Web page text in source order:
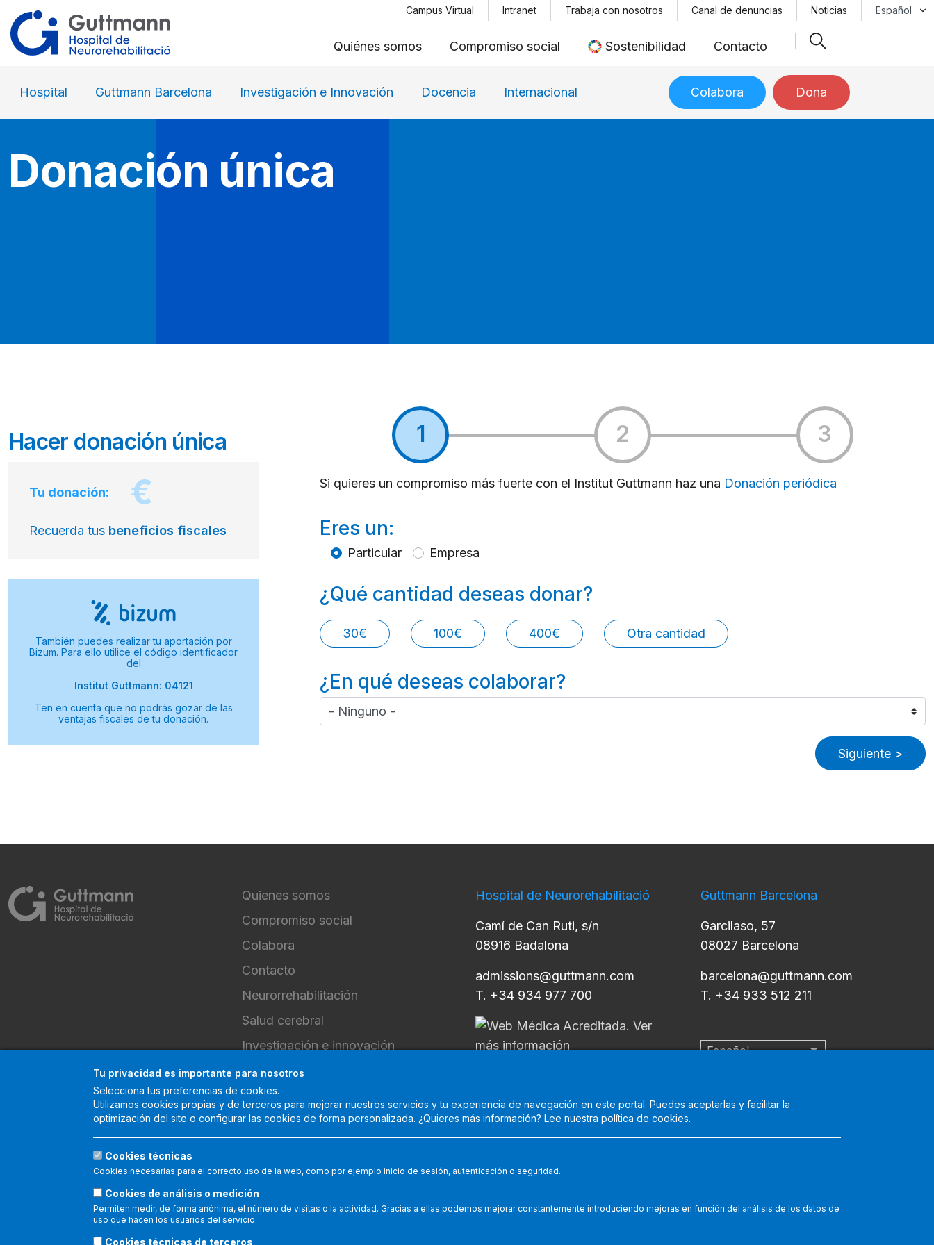
Pasar
contenido
Quiénes somos Compromiso social Sostenibilidad Contacto
Menu top
Campus Virtual Intranet Trabaja con nosotros Canal de denuncias Noticias Select your
Hospital Guttmann Barcelona Investigación e Innovación Docencia Internacional Colabora Dona
Donación única
Hacer donación única
Tu donación: €
Recuerda tus beneficios fiscales
También puedes realizar tu aportación por
Bizum. Para ello utilice el código identificador
del
Institut Guttmann: 04121
Ten en cuenta que no podrás gozar de las
ventajas fiscales de tu donación.
Si quieres un compromiso más fuerte con el Institut Guttmann haz una Donación periódica
Eres un:
Particular Empresa
¿Qué cantidad deseas donar?
30€ 100€ 400€ Otra cantidad
¿En qué deseas colaborar?
Siguiente >
FOOTER NAVIGATION
Quienes somos
Compromiso social
Colabora
Contacto
Neurorrehabilitación
Salud cerebral
Investigación e innovación
Internacional
Envíanos tu opinión
Consultas sobre temas éticos
Hospital de Neurorehabilitació
Camí de Can Ruti, s/n
08916 Badalona
admissions@guttmann.com
T. +34 934 977 700
Guttmann Barcelona
Garcilaso, 57
08027 Barcelona
barcelona@guttmann.com
T. +34 933 512 211
Español Lista adicional de
El Institut Guttmann es un centro acreditado internacionalmente por la Joint Commission International, que certifica que cumple los estándares internacionales de calidad de atención sanitaria y de
gestión de la organización. En siguiente enlace permite reportar aspectos relativos a la seguridad del paciente y la calidad de la atención:
us/report-a-quality-and-safety-issue/.
Tu privacidad es importante para nosotros
Selecciona tus preferencias de cookies.
Utilizamos cookies propias y de terceros para mejorar nuestros servicios y tu experiencia de navegación en este portal. Puedes aceptarlas y facilitar la
optimización del site o configurar las cookies de forma personalizada. ¿Quieres más información? Lee nuestrapolítica de cookies.
Cookies técnicas
Cookies necesarias para el correcto uso de la web, como por ejemplo inicio de sesión, autenticación o seguridad.
Cookies de análisis o medición
Permiten medir, de forma anónima, el número de visitas o la actividad. Gracias a ellas podemos mejorar constantemente introduciendo mejoras en función del análisis de los datos de
uso que hacen los usuarios del servicio.
Cookies técnicas de terceros